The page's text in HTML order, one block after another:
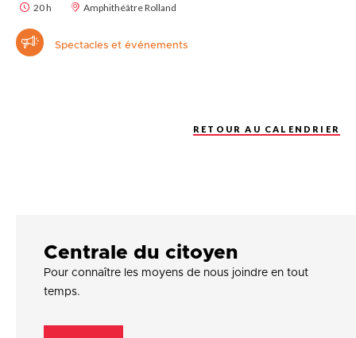
20 h Amphithéâtre Rolland
Spectacles et événements
RETOUR AU CALENDRIER
Centrale du citoyen
Pour connaître les moyens de nous joindre en tout
temps.